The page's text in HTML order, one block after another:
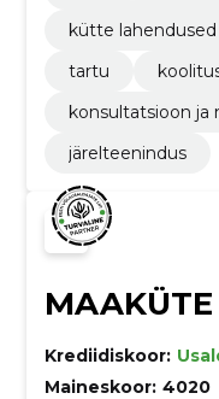
kütte lahendused
tartu
konsultatsioon ja
järelteenindus
MAAKÜTE
Krediidiskoor:
Maineskoor: 4020